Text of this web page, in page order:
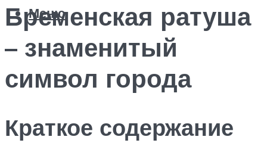
Меню
Бременская ратуша
– знаменитый
символ города
Краткое содержание